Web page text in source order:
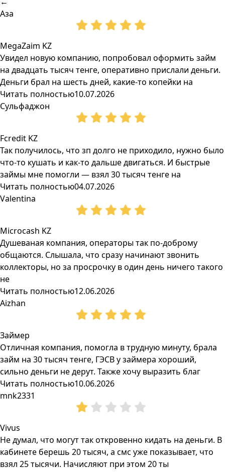
Аза
MegaZaim KZ
Увидел новую компанию, попробовал оформить займ
на двадцать тысяч тенге, оперативно прислали деньги.
Деньги брал на шесть дней, какие-то копейки на
Читать полностью10.07.2026
Сульфаджон
Fcredit KZ
Так получилось, что зп долго не приходило, нужно было
что-то кушать и как-то дальше двигаться. И быстрые
займы мне помогли — взял 30 тысяч тенге на
Читать полностью04.07.2026
Valentina
Microcash KZ
Душеваная компания, операторы так по-доброму
общаются. Слышала, что сразу начинают звонить
коллекторы, но за просрочку в один день ничего такого
не
Читать полностью12.06.2026
Aizhan
Займер
Отличная компания, помогла в трудную минуту, брала
займ на 30 тысяч тенге, ГЭСВ у займера хороший,
сильно деньги не дерут. Также хочу выразить благ
Читать полностью10.06.2026
mnk2331
Vivus
Не думал, что могут так откровенно кидать на деньги. В
кабинете берешь 20 тысяч, а смс уже показывает, что
взял 25 тысячи. Начисляют при этом 20 ты